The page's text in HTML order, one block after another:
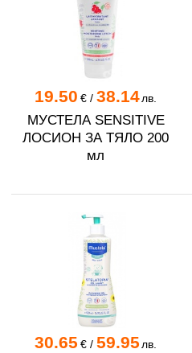
19.50 €/ 38.14лв.
МУСТЕЛА SENSITIVE
ЛОСИОН ЗА ТЯЛО 200
мл
30.65 €/ 59.95 лв.